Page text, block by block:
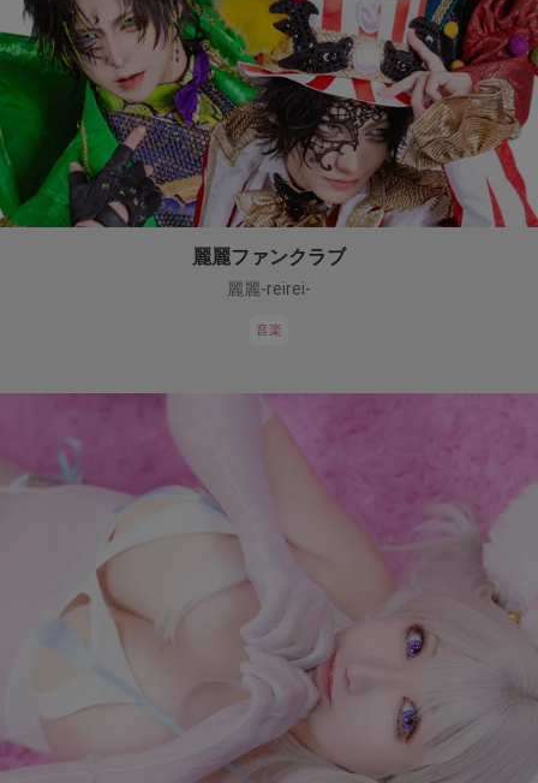
麗麗ファンクラブ
麗麗-reirei-
音楽